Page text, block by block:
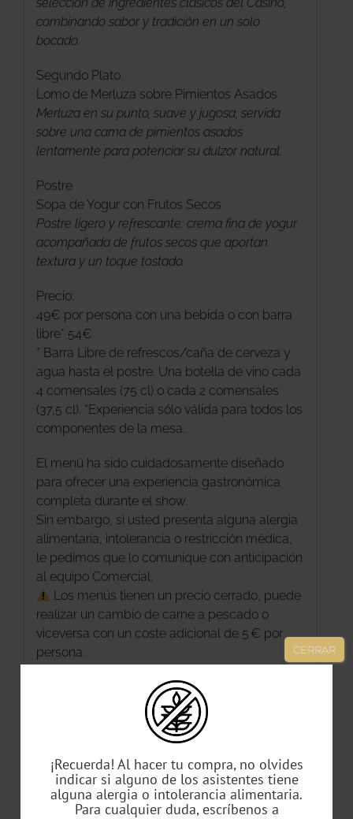
combinando sabor y tradición en un solo
bocado.
Segundo Plato
Lomo de Merluza sobre Pimientos Asados
Merluza en su punto, suave y jugosa, servida
sobre una cama de pimientos asados
lentamente para potenciar su dulzor natural.
Postre
Sopa de Yogur con Frutos Secos
Postre ligero y refrescante: crema fina de yogur
acompañada de frutos secos que aportan
textura y un toque tostado.
Precio:
49€ por persona con una bebida o con barra
libre* 54€
* Barra Libre de refrescos/caña de cerveza y
agua hasta el postre. Una botella de vino cada
4 comensales (75 cl) o cada 2 comensales
(37,5 cl). *Experiencia sólo válida para todos los
componentes de la mesa.
El menú ha sido cuidadosamente diseñado
para ofrecer una experiencia gastronómica
completa durante el show.
Sin embargo, si usted presenta alguna alergia
alimentaria, intolerancia o restricción médica,
le pedimos que lo comunique con anticipación
al equipo Comercial.
Los menús tienen un precio cerrado, puede
realizar un cambio de carne a pescado o
viceversa con un coste adicional de 5 € por
persona.
Las plazas son limitadas. Reserva online y vive
Noches Vivas como se merece.
Productos relacionados
¡Recuerda! Al hacer tu compra, no olvides
indicar si alguno de los asistentes tiene
alguna alergia o intolerancia alimentaria.
Para cualquier duda, escríbenos a
CERRAR